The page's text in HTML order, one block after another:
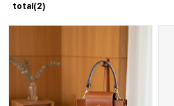
total(2)